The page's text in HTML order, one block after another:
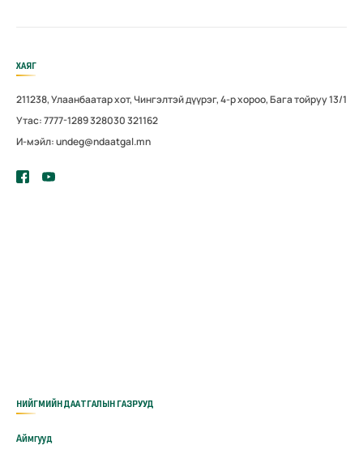
ХАЯГ
211238, Улаанбаатар хот, Чингэлтэй дүүрэг, 4-р хороо, Бага тойруу 13/1
Утас: 7777-1289 328030 321162
И-мэйл: undeg@ndaatgal.mn
НИЙГМИЙН ДААТГАЛЫН ГАЗРУУД
Аймгууд